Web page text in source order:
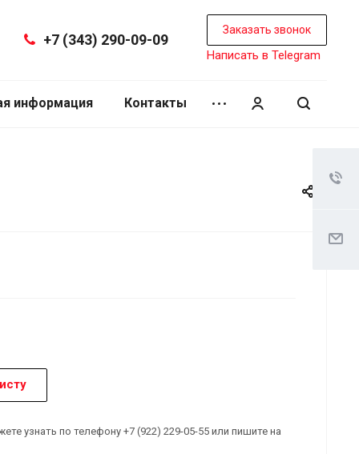
+7 (343) 290-09-09
Заказать звонок
Написать в Telegram
информация Контакты
узнать по телефону +7 (922) 229-05-55 или пишите на